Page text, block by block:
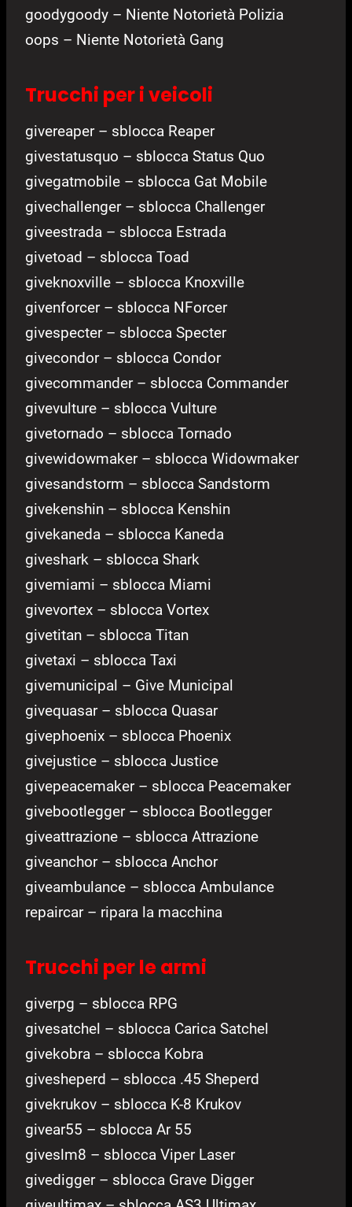
goodygoody – Niente Notorietà Polizia
oops – Niente Notorietà Gang
Trucchi per i veicoli
givereaper – sblocca Reaper
givestatusquo – sblocca Status Quo
givegatmobile – sblocca Gat Mobile
givechallenger – sblocca Challenger
giveestrada – sblocca Estrada
givetoad – sblocca Toad
giveknoxville – sblocca Knoxville
givenforcer – sblocca NForcer
givespecter – sblocca Specter
givecondor – sblocca Condor
givecommander – sblocca Commander
givevulture – sblocca Vulture
givetornado – sblocca Tornado
givewidowmaker – sblocca Widowmaker
givesandstorm – sblocca Sandstorm
givekenshin – sblocca Kenshin
givekaneda – sblocca Kaneda
giveshark – sblocca Shark
givemiami – sblocca Miami
givevortex – sblocca Vortex
givetitan – sblocca Titan
givetaxi – sblocca Taxi
givemunicipal – Give Municipal
givequasar – sblocca Quasar
givephoenix – sblocca Phoenix
givejustice – sblocca Justice
givepeacemaker – sblocca Peacemaker
givebootlegger – sblocca Bootlegger
giveattrazione – sblocca Attrazione
giveanchor – sblocca Anchor
giveambulance – sblocca Ambulance
repaircar – ripara la macchina
Trucchi per le armi
giverpg – sblocca RPG
givesatchel – sblocca Carica Satchel
givekobra – sblocca Kobra
givesheperd – sblocca .45 Sheperd
givekrukov – sblocca K-8 Krukov
givear55 – sblocca Ar 55
giveslm8 – sblocca Viper Laser
givedigger – sblocca Grave Digger